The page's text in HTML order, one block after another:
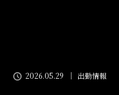
2026.05.29 出勤情報